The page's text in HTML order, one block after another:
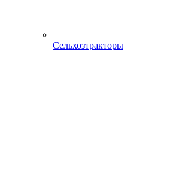
Сельхозтракторы